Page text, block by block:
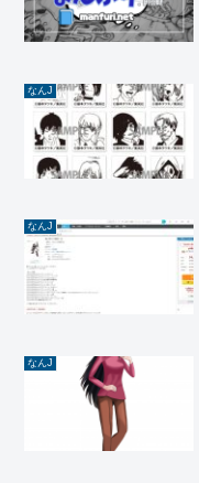
なんJ
なんJ
なんJ